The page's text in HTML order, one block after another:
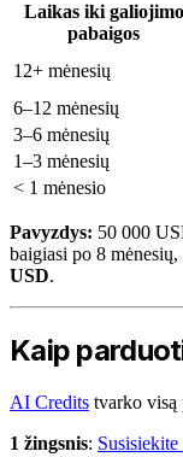
Laikas iki galiojimo
pabaigos
12+ mėnesių
6–12 mėnesių
3–6 mėnesių
1–3 mėnesių
< 1 mėnesio
Pavyzdys: 50 000
baigiasi po 8 mėnesių,
USD.
Kaip
AI Credits tvarko visą
1 žingsnis: